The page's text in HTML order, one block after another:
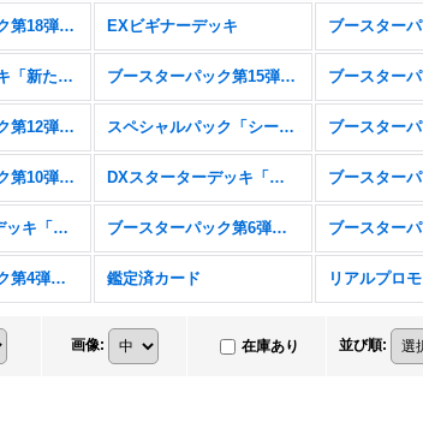
ブースターパック第18弾「新約都市・透京」 EXビギナーデッキ
スターターデッキ「新たなる戦場」「燃え尽きぬ炎」 ブースターパック第15弾「絶傑の試練」
ブースターパック第12弾「黒鉄の侵略者」 スペシャルパック「シーサイド・メモリーズ」
ブースターパック第10弾「Gods of the Arcana」 DXスターターデッキ「学院に咲く双華」「武なる雷鳴」
コラボパック&デッキ「アイドルマスター シンデレラガールズ」 ブースターパック第6弾「絶対なる覇者」
ブースターパック第4弾「天星神話」 鑑定済カード リアルプロモ
画像: 在庫あり 並び順: